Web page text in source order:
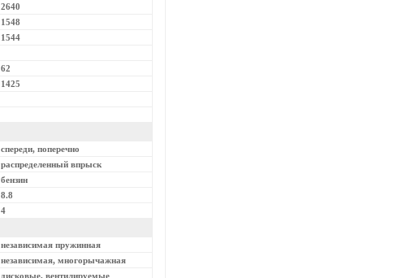
2640
1548
1544
62
1425
спереди, поперечно
распределенный впрыск
бензин
8.8
4
независимая пружинная
независимая, многорычажная
дисковые, вентилируемые